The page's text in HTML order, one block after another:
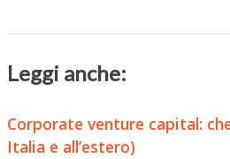
Leggi anche:
Corporate venture capital:
Italia e all’estero)